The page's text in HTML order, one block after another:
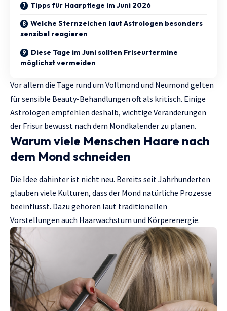
Tipps für Haarpflege im Juni 2026
Welche Sternzeichen laut Astrologen besonders
sensibel reagieren
Diese Tage im Juni sollten Friseurtermine
möglichst vermeiden
Vor allem die Tage rund um Vollmond und Neumond gelten
für sensible Beauty-Behandlungen oft als kritisch. Einige
Astrologen empfehlen deshalb, wichtige Veränderungen
der Frisur bewusst nach dem Mondkalender zu planen.
Warum viele Menschen Haare nach
dem Mond schneiden
Die Idee dahinter ist nicht neu. Bereits seit Jahrhunderten
glauben viele Kulturen, dass der Mond natürliche Prozesse
beeinflusst. Dazu gehören laut traditionellen
Vorstellungen auch Haarwachstum und Körperenergie.